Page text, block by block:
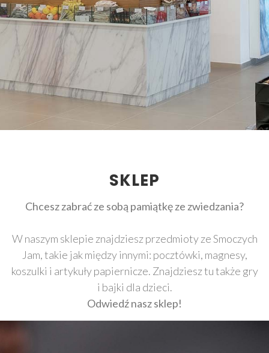
SKLEP
Chcesz zabrać ze sobą pamiątkę ze zwiedzania?
W naszym sklepie znajdziesz przedmioty ze Smoczych
Jam, takie jak między innymi: pocztówki, magnesy,
koszulki i artykuły papiernicze. Znajdziesz tu także gry
i bajki dla dzieci.
Odwiedź nasz sklep!